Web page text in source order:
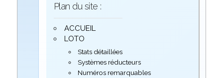
Plan du site :
ACCUEIL
LOTO
Stats détaillées
Systèmes réducteurs
Numéros remarquables